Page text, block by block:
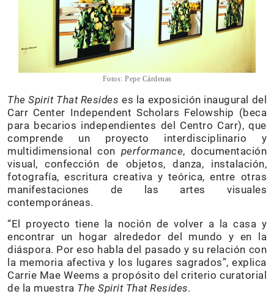
Fotos: Pepe Cárdenas
The Spirit That Resides es la exposición inaugural del
Carr Center Independent Scholars Felowship (beca
para becarios independientes del Centro Carr), que
comprende un proyecto interdisciplinario y
multidimensional con performance, documentación
visual, confección de objetos, danza, instalación,
fotografía, escritura creativa y teórica, entre otras
manifestaciones de las artes visuales
contemporáneas.
“El proyecto tiene la noción de volver a la casa y
encontrar un hogar alrededor del mundo y en la
diáspora. Por eso habla del pasado y su relación con
la memoria afectiva y los lugares sagrados”, explica
Carrie Mae Weems a propósito del criterio curatorial
de la muestra The Spirit That Resides.